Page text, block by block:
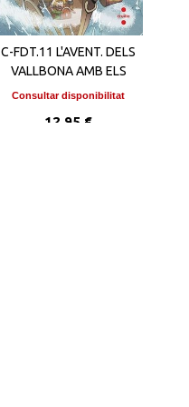
C-FDT.11 L'AVENT. DELS
VALLBONA AMB ELS
Consultar disponibilitat
12,95 €